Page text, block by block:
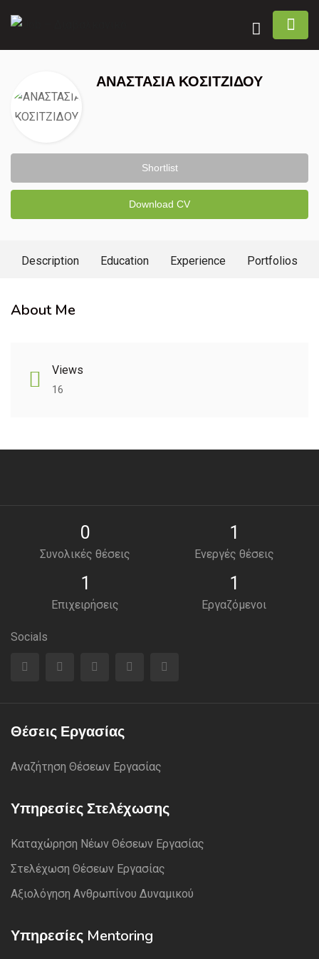
ΑΝΑΣΤΑΣΙΑ ΚΟΣΙΤΖΙΔΟΥ
Shortlist
Download CV
Description Education Experience Portfolios
About Me
Views
16
Συνολικές θέσεις
0
Ενεργές θέσεις
1
Επιχειρήσεις
1
Εργαζόμενοι
1
Socials
Θέσεις Εργασίας
Αναζήτηση Θέσεων Εργασίας
Υπηρεσίες Στελέχωσης
Καταχώρηση Νέων Θέσεων Εργασίας
Στελέχωση Θέσεων Εργασίας
Αξιολόγηση Ανθρωπίνου Δυναμικού
Υπηρεσίες Mentoring